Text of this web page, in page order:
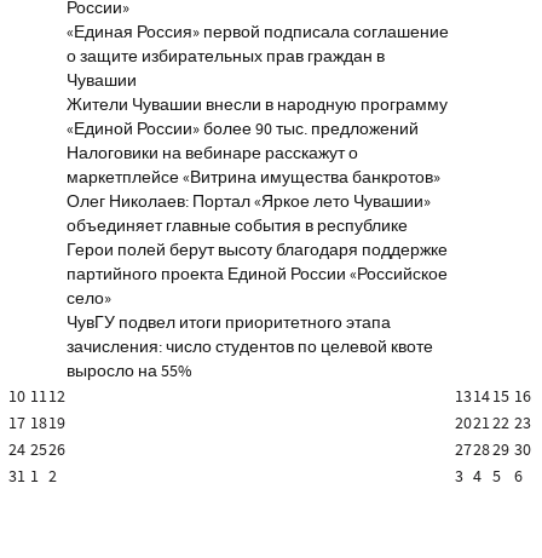
России»
«Единая Россия» первой подписала соглашение
о защите избирательных прав граждан в
Чувашии
Жители Чувашии внесли в народную программу
«Единой России» более 90 тыс. предложений
Налоговики на вебинаре расскажут о
маркетплейсе «Витрина имущества банкротов»
Олег Николаев: Портал «Яркое лето Чувашии»
объединяет главные события в республике
Герои полей берут высоту благодаря поддержке
партийного проекта Единой России «Российское
село»
ЧувГУ подвел итоги приоритетного этапа
зачисления: число студентов по целевой квоте
выросло на 55%
10 1112 131415 16
17 1819 202122 23
24 2526 272829 30
31 1 2 3 4 5 6